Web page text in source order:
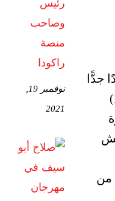
جدًّا
اليوم 17 مايو في قاعة (Palais K)
من
2021